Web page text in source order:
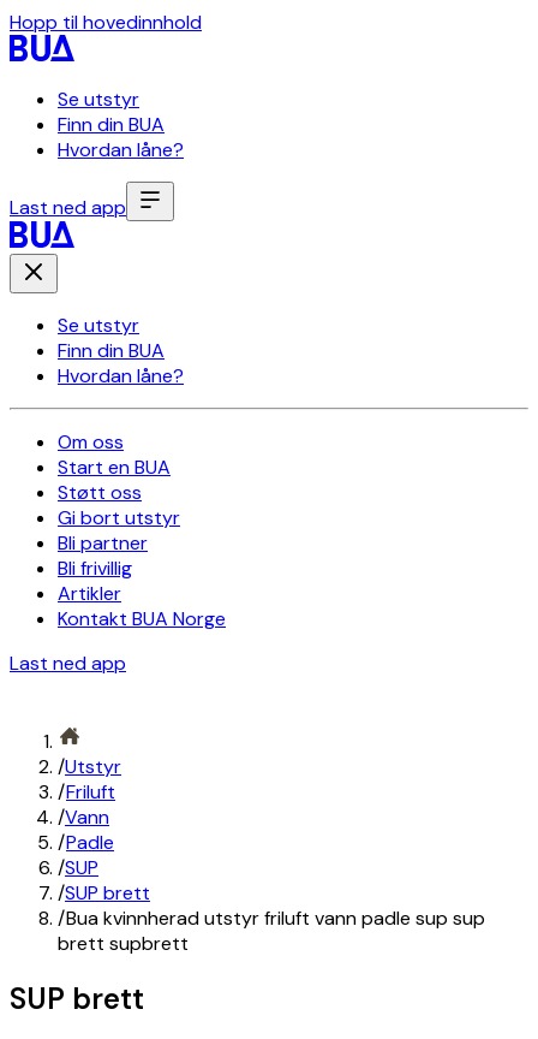
Hopp til hovedinnhold
Se utstyr
Finn din BUA
Hvordan låne?
Last ned app
Se utstyr
Finn din BUA
Hvordan låne?
Om oss
Start en BUA
Støtt oss
Gi bort utstyr
Bli partner
Bli frivillig
Artikler
Kontakt BUA Norge
Last ned app
/Utstyr
/Friluft
/Vann
/Padle
/SUP
/SUP brett
/Bua kvinnherad utstyr friluft vann padle sup sup
brett supbrett
SUP brett